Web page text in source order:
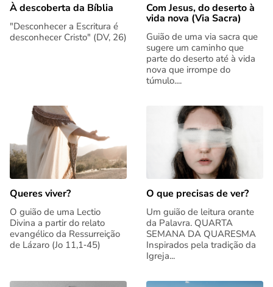
À descoberta da Bíblia
"Desconhecer a Escritura é
desconhecer Cristo" (DV, 26)
Com Jesus, do deserto à
vida nova (Via Sacra)
Guião de uma via sacra que
sugere um caminho que
parte do deserto até à vida
nova que irrompe do
túmulo....
Queres viver?
O guião de uma Lectio
Divina a partir do relato
evangélico da Ressurreição
de Lázaro (Jo 11,1‑45)
O que precisas de ver?
Um guião de leitura orante
da Palavra. QUARTA
SEMANA DA QUARESMA
Inspirados pela tradição da
Igreja...